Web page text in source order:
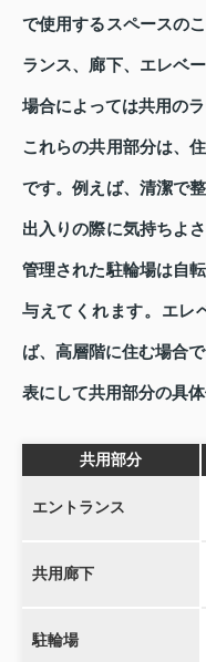
で使用するスペースの
ランス、廊下、エレベ
場合によっては共用の
これらの共用部分は、
です。例えば、清潔で
出入りの際に気持ちよ
管理された駐輪場は自
与えてくれます。エレ
ば、高層階に住む場合で
表にして共用部分の具
共用部分
エントランス
共用廊下
駐輪場